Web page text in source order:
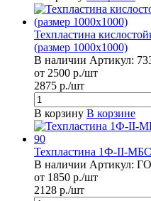
Техпластина
(размер 1000х1000)
В наличии Артикул:
от 2500 р./шт
2875 р./шт
В корзину В корзине
Техпластина 1Ф-II-
В наличии Артикул:
от 1850 р./шт
2128 р./шт